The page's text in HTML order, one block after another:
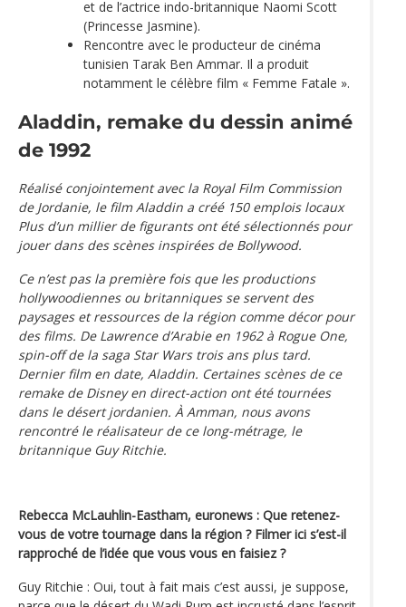
et de l’actrice indo-britannique Naomi Scott
(Princesse Jasmine).
Rencontre avec le producteur de cinéma
tunisien Tarak Ben Ammar. Il a produit
notamment le célèbre film « Femme Fatale ».
Aladdin, remake du dessin animé
de 1992
Réalisé conjointement avec la Royal Film Commission
de Jordanie, le film Aladdin a créé 150 emplois locaux
Plus d’un millier de figurants ont été sélectionnés pour
jouer dans des scènes inspirées de Bollywood.
Ce n’est pas la première fois que les productions
hollywoodiennes ou britanniques se servent des
paysages et ressources de la région comme décor pour
des films. De Lawrence d’Arabie en 1962 à Rogue One,
spin-off de la saga Star Wars trois ans plus tard.
Dernier film en date, Aladdin. Certaines scènes de ce
remake de Disney en direct-action ont été tournées
dans le désert jordanien. À Amman, nous avons
rencontré le réalisateur de ce long-métrage, le
britannique Guy Ritchie.
Rebecca McLauhlin-Eastham, euronews : Que retenez-
vous de votre tournage dans la région ? Filmer ici s’est-il
rapproché de l’idée que vous vous en faisiez ?
Guy Ritchie : Oui, tout à fait mais c’est aussi, je suppose,